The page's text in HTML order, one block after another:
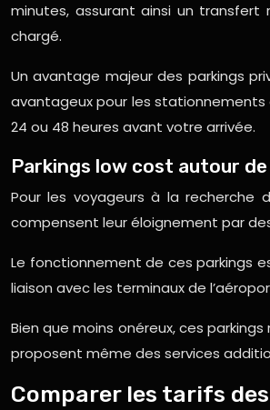
minutes, assurant ainsi un
chargé.
Un avantage majeur des parkings
avantageux pour les stationnements
24 ou 48 heures avant votre arrivée.
Parkings low cost autour
Pour les voyageurs à la recherche
compensent leur éloignement par
Le fonctionnement de ces parkings
liaison avec les terminaux de
Bien que moins onéreux, ces
proposent même des services
Comparer les tarifs